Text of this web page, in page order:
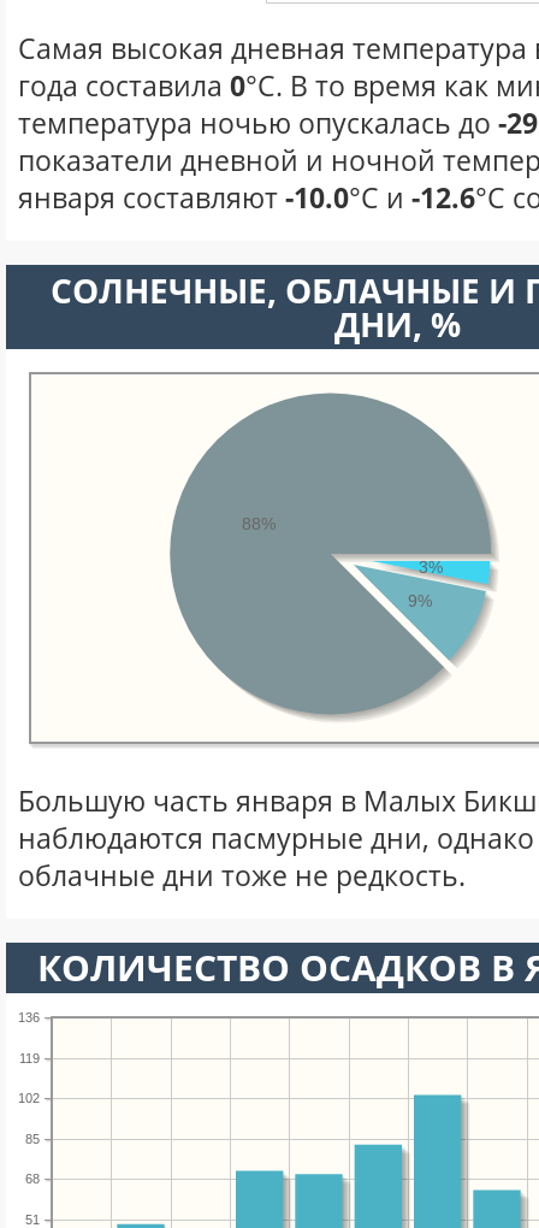
Самая высокая дневная температура
года составила 0°С. В то время как
температура ночью опускалась до -29
показатели дневной и ночной
января составляют-10.0°С и -12.6°С
CОЛНЕЧНЫЕ, ОБЛАЧНЫЕ И
ДНИ, %
3%
9%
88%
Большую часть января в Малых
наблюдаются пасмурные дни,
облачные дни тоже не редкость.
КОЛИЧЕСТВО ОСАДКОВ В
51
68
85
102
119
136